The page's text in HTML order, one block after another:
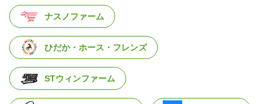
ナスノファーム
ひだか・ホース・フレンズ
STウィンファーム